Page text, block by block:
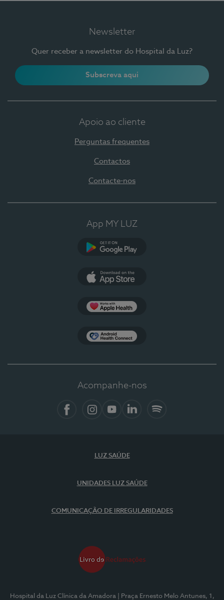
Newsletter
Quer receber a newsletter do Hospital da Luz?
Subscreva aqui
Apoio ao cliente
Perguntas frequentes
Contactos
Contacte-nos
App MY LUZ
Acompanhe-nos
LUZ SAÚDE
UNIDADES LUZ SAÚDE
COMUNICAÇÃO DE IRREGULARIDADES
Hospital da Luz Clínica da Amadora
| Praça Ernesto Melo Antunes, 1,